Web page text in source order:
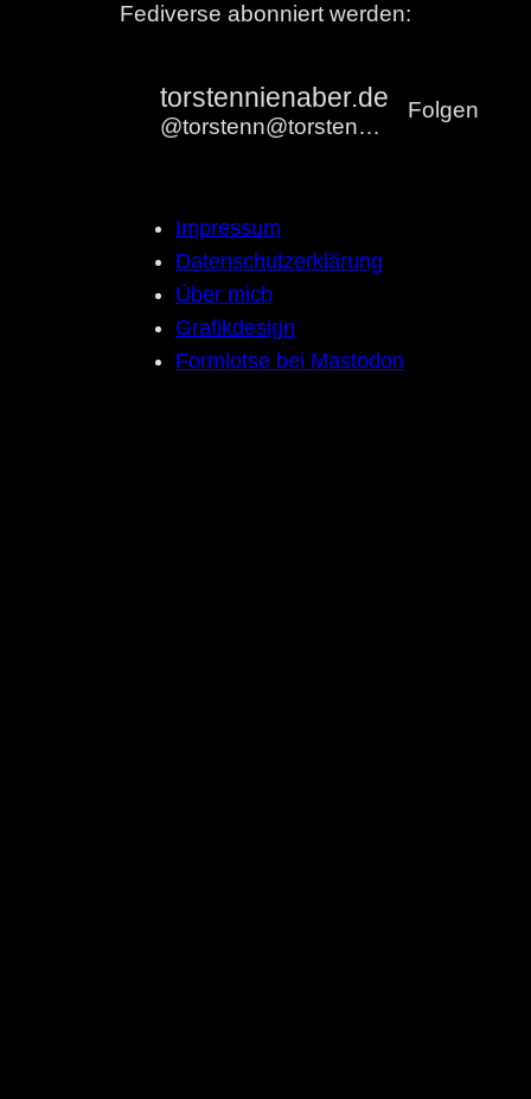
Fediverse abonniert werden:
torstennienaber.de
@torstenn@torstennienaber.de
Folgen
Impressum
Datenschutzerklärung
Über mich
Grafikdesign
Formlotse bei Mastodon